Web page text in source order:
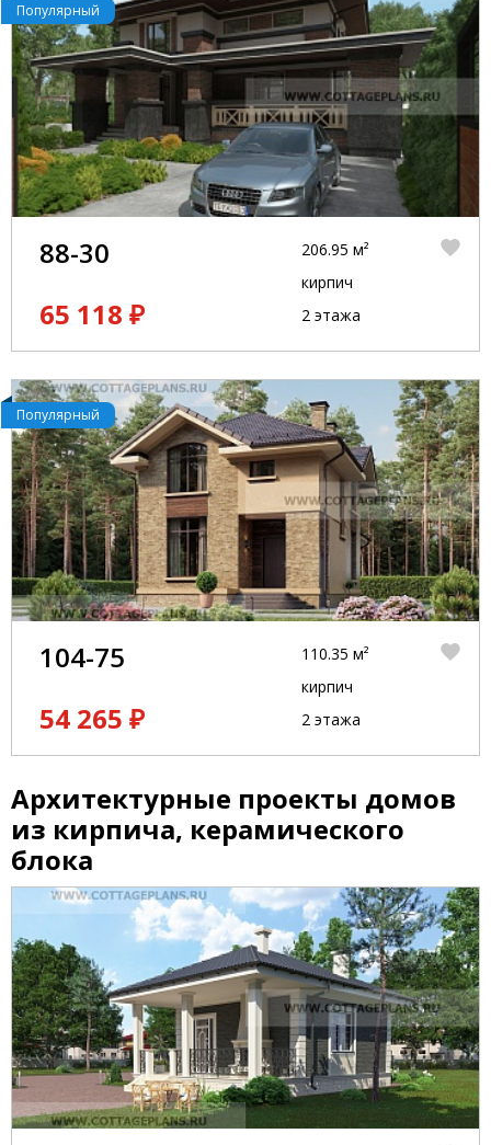
Популярный
88-30
65 118 ₽
206.95 м²
кирпич
2 этажа
Популярный
104-75
54 265 ₽
110.35 м²
кирпич
2 этажа
Архитектурные проекты домов
из кирпича, керамического
блока